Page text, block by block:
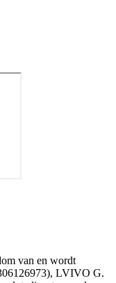
van en wordt
LVIVO G.